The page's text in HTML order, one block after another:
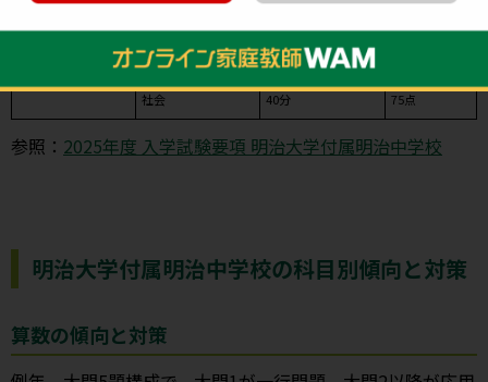
理科 40分
社会 40分 75点
参照： 2025年度 入学試験要項 明治大学付属明治中学校
明治大学付属明治中学校の科目別傾向と対策
算数の傾向と対策